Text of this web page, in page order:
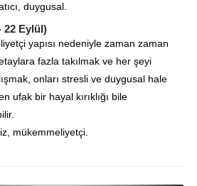
duygusal.
22 Eylül)
yapısı nedeniyle zaman zaman
fazla takılmak ve her şeyi
onları stresli ve duygusal hale
ufak bir hayal kırıklığı bile
mükemmeliyetçi.